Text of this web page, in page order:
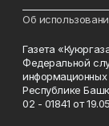
Об
Газета
Федеральной
Республике
02 - 01841 от